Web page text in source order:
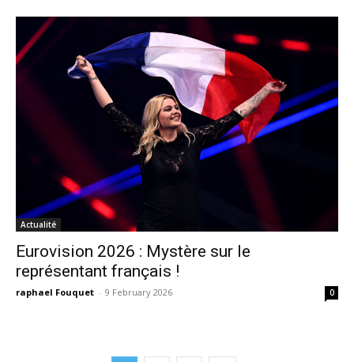
Actualité
Eurovision 2026 : Mystère sur le
représentant français !
raphael Fouquet - 9 February 2026 0